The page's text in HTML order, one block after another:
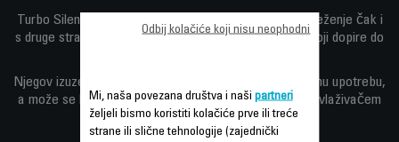
Turbo Silence Compact 3D Desk pruža intenzivno osvježenje čak i
s druge strane prostorije, uz iznimnu cirkulaciju zraka koji dopire do
Njegov izuzetno kompaktan dizajn idealan je za diskretnu upotrebu,
a može se kombinirati s klima uređajem, grijalicom ili ovlaživačem
zraka radi uštede energije.
Mi, naša povezana društva i naši partneri
željeli bismo koristiti kolačiće prve ili treće
strane ili slične tehnologije (zajednički
Odbij kolačiće koji nisu neophodni